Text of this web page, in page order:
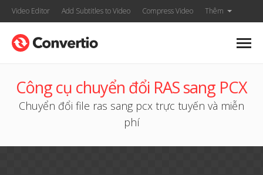
Video Editor Add Subtitles to Video Compress Video Thêm
Công cụ chuyển đổi RAS sang PCX
Chuyển đổi file ras sang pcx trực tuyến và miễn
phí